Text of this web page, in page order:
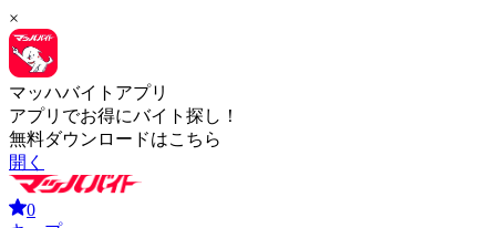
×
マッハバイトアプリ
アプリでお得にバイト探し！
無料ダウンロードはこちら
開く
0